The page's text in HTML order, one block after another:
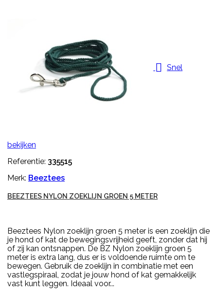
 Snel
bekijken
Referentie: 335515
Merk: Beeztees
BEEZTEES NYLON ZOEKLIJN GROEN 5 METER
Beeztees Nylon zoeklijn groen 5 meter is een zoeklijn die
je hond of kat de bewegingsvrijheid geeft, zonder dat hij
of zij kan ontsnappen. De BZ Nylon zoeklijn groen 5
meter is extra lang, dus er is voldoende ruimte om te
bewegen. Gebruik de zoeklijn in combinatie met een
vastlegspiraal, zodat je jouw hond of kat gemakkelijk
vast kunt leggen. Ideaal voor...